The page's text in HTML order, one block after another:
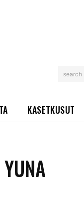
search
KASETKUSUT